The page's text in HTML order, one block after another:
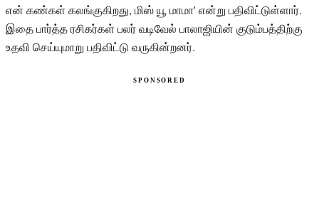
என் கண்கள் கலங்குகிறது, மிஸ் யூ மாமா' என்று பதிவிட்டுள்ளார்.
இதை பார்த்த ரசிகர்கள் பலர் வடிவேல் பாலாஜியின் குடும்பத்திற்கு
உதவி செய்யுமாறு பதிவிட்டு வருகின்றனர்.